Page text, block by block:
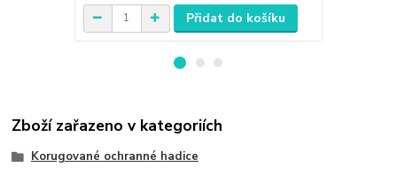
Přidat do košíku
Zboží zařazeno v kategoriích
Korugované ochranné hadice